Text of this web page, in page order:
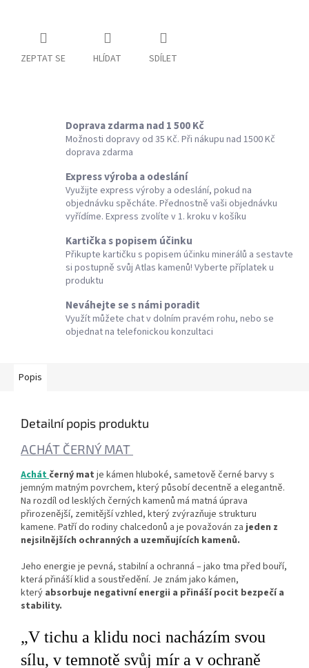
ZEPTAT SE HLÍDAT SDÍLET
Doprava zdarma nad 1 500 Kč
Možnosti dopravy od 35 Kč. Při nákupu nad 1500 Kč
doprava zdarma
Express výroba a odeslání
Využijte express výroby a odeslání, pokud na
objednávku spěcháte. Přednostně vaši objednávku
vyřídíme. Express zvolíte v 1. kroku v košíku
Kartička s popisem účinku
Přikupte kartičku s popisem účinku minerálů a sestavte
si postupně svůj Atlas kamenů! Vyberte příplatek u
produktu
Neváhejte se s námi poradit
Využít můžete chat v dolním pravém rohu, nebo se
objednat na telefonickou konzultaci
Popis
Detailní popis produktu
ACHÁT ČERNÝ MAT
Achát černý mat je kámen hluboké, sametově černé barvy s
jemným matným povrchem, který působí decentně a elegantně.
Na rozdíl od lesklých černých kamenů má matná úprava
přirozenější, zemitější vzhled, který zvýrazňuje strukturu
kamene. Patří do rodiny chalcedonů a je považován za jeden z
nejsilnějších ochranných a uzemňujících kamenů.
Jeho energie je pevná, stabilní a ochranná – jako tma před bouří,
která přináší klid a soustředění. Je znám jako kámen,
který absorbuje negativní energii a přináší pocit bezpečí a
stability.
„V tichu a klidu noci nacházím svou
sílu, v temnotě svůj mír a v ochraně